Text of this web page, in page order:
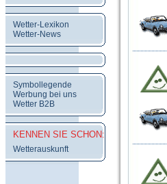
Wetter-Lexikon
Wetter-News
Symbollegende
Werbung bei uns
Wetter B2B
KENNEN SIE SCHON:
Wetterauskunft